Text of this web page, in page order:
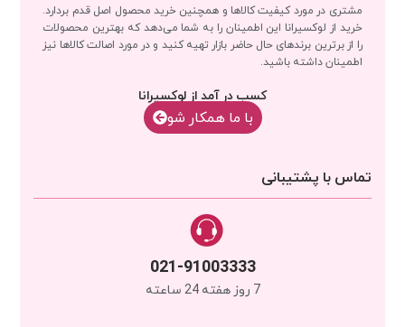
مشتری در مورد کیفیت کالاها و همچنین خرید محصول اصل قدم بردارد.
خرید از لوکسیرانا این اطمینان را به شما می‌دهد که بهترین محصولات
را از برترین برندهای حال حاضر بازار تهیه کنید و در مورد اصالت کالاها نیز
اطمینان داشته باشید.
کسب در آمد از لوکسیرانا
با‌‌ ما همکار شو
تماس با پشتیبانی
021-91003333
7 روز هفته 24 ساعته